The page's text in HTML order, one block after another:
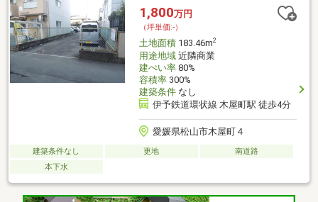
社のHPにも書ききれない情報公開しておりますので、詳しくはそ
ちらもご覧ください
1,800万円
（坪単価:-）
土地面積183.46m2
用途地域近隣商業
建ぺい率80%
容積率300%
建築条件なし
伊予鉄道環状線 木屋町駅 徒歩4分
愛媛県松山市木屋町４
建築条件なし 更地
南道路
本下水